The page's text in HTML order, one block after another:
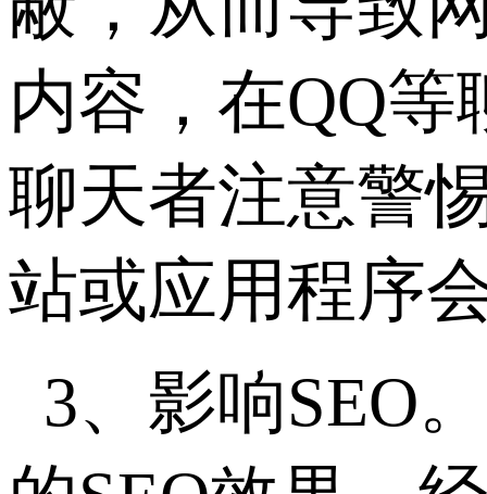
内容，在QQ
聊天者注意警
站或应用程序
3、影响SEO